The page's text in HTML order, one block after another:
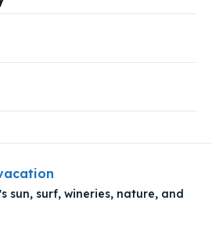
sun, surf, wineries, nature, and